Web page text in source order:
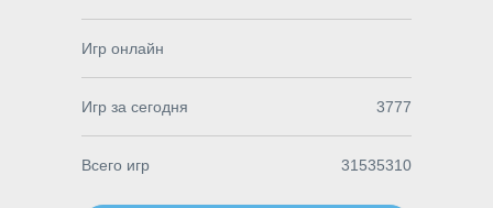
Игр онлайн
Игр за сегодня 3777
Всего игр 31535310